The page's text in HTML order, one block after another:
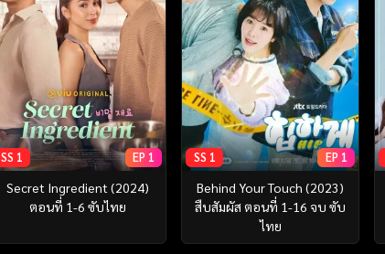
SS 1 EP 1
Secret Ingredient (2024)
ตอนที่ 1-6 ซับไทย
SS 1 EP 1
Behind Your Touch (2023)
สืบสัมผัส ตอนที่ 1-16 จบ ซับ
ไทย